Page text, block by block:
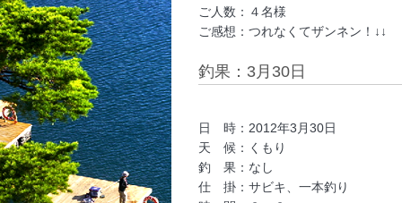
ご人数：４名様
ご感想：つれなくてザンネン！↓↓
釣果：3月30日
日 時：2012年3月30日
天 候：くもり
釣 果：なし
仕 掛：サビキ、一本釣り